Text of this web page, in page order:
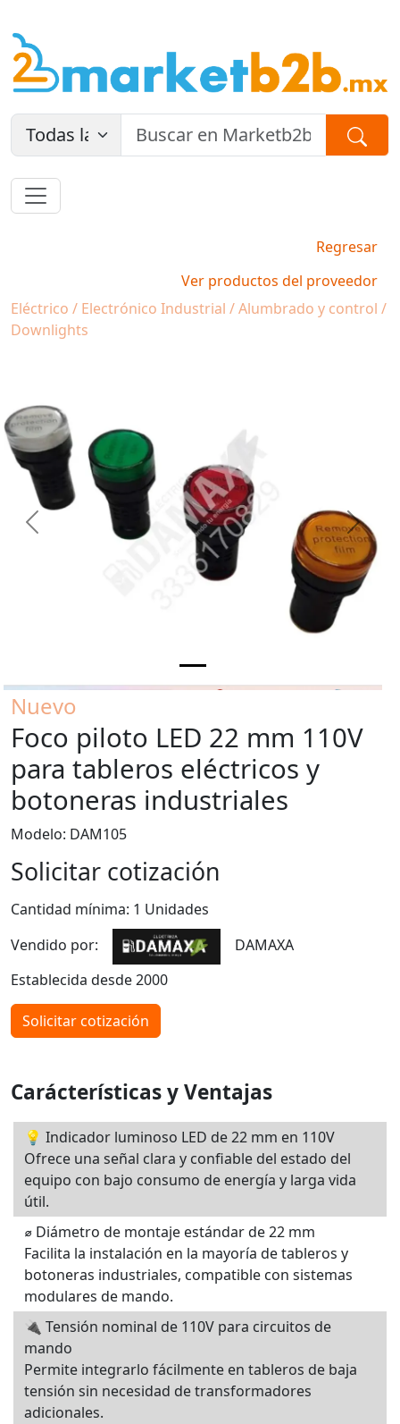
Regresar
Ver productos del proveedor
Eléctrico / Electrónico Industrial / Alumbrado y control /
Downlights
Previous Next
Nuevo
Foco piloto LED 22 mm 110V
para tableros eléctricos y
botoneras industriales
Modelo: DAM105
Solicitar cotización
Cantidad mínima: 1 Unidades
Vendido por:
DAMAXA
Establecida desde 2000
Solicitar cotización
Carácterísticas y Ventajas
💡 Indicador luminoso LED de 22 mm en 110V
Ofrece una señal clara y confiable del estado del
equipo con bajo consumo de energía y larga vida
útil.
⌀ Diámetro de montaje estándar de 22 mm
Facilita la instalación en la mayoría de tableros y
botoneras industriales, compatible con sistemas
modulares de mando.
🔌 Tensión nominal de 110V para circuitos de
mando
Permite integrarlo fácilmente en tableros de baja
tensión sin necesidad de transformadores
adicionales.